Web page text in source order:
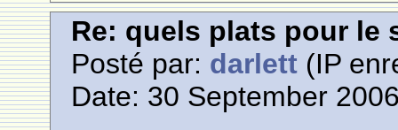
Re: quels plats pour le
Posté par: darlett (IP
Date: 30 September